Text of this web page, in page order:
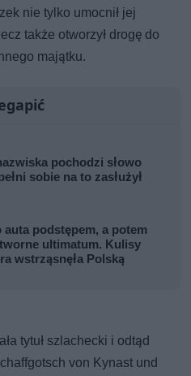
nie tylko umocnił jej
także otworzył drogę do
majątku.
pochodzi słowo
sobie na to zasłużył
auta podstępem, a potem
ultimatum. Kulisy
wstrząsnęła Polską
tytuł szlachecki i odtąd
von Kynast und